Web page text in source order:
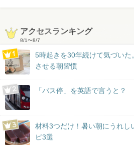
アクセスランキング
8/1〜8/7
5時起きを30年続けて気づい
させる朝習慣
「バス停」を英語で言うと？
材料3つだけ！暑い朝にうれし
ピ3選